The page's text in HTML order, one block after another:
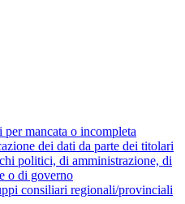
per mancata o incompleta
dei dati da parte dei titolari
politici, di amministrazione, di
o di governo
consiliari regionali/provinciali